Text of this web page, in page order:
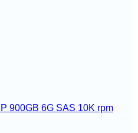
900GB 6G SAS 10K rpm